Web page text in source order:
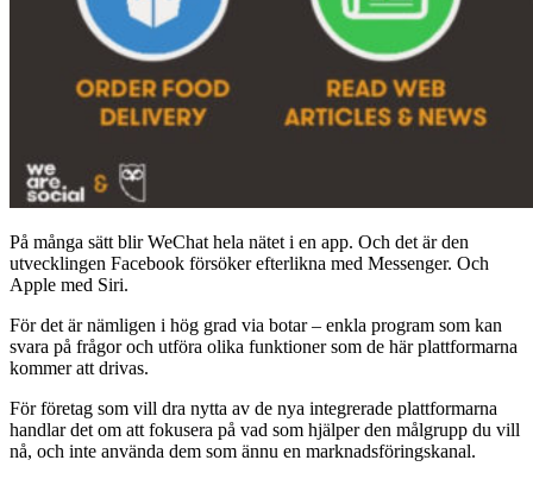
På många sätt blir WeChat hela nätet i en app. Och det är den
utvecklingen Facebook försöker efterlikna med Messenger. Och
Apple med Siri.
För det är nämligen i hög grad via botar – enkla program som kan
svara på frågor och utföra olika funktioner som de här plattformarna
kommer att drivas.
För företag som vill dra nytta av de nya integrerade plattformarna
handlar det om att fokusera på vad som hjälper den målgrupp du vill
nå, och inte använda dem som ännu en marknadsföringskanal.